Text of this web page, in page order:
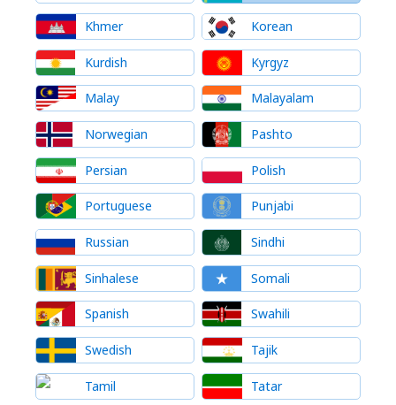
Khmer Korean
Kurdish Kyrgyz
Malay Malayalam
Norwegian Pashto
Persian Polish
Portuguese Punjabi
Russian Sindhi
Sinhalese Somali
Spanish Swahili
Swedish Tajik
Tamil Tatar